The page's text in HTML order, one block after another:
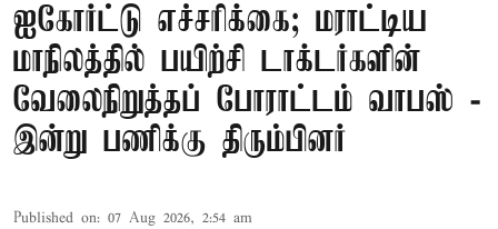
ஐகோர்ட்டு எச்சரிக்கை; மராட்டிய
மாநிலத்தில் பயிற்சி டாக்டர்களின்
வேலைநிறுத்தப் போராட்டம் வாபஸ் -
இன்று பணிக்கு திரும்பினர்
Published on: 07 Aug 2026, 2:54 am